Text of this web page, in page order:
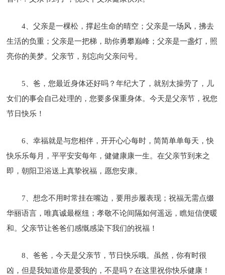
4、父亲是一棵松，撑起生命的晴空；父亲是一场风，拂去
生活的负重；父亲是一把梯，助你勇攀巅峰；父亲是一盏灯，照
亮你的美梦。父亲节，别忘向父亲问号。
5、爸，您最近身体还好吗？年纪大了，就别太操劳了，儿
女们的事会自己处理的，您要多保重身体。今天是父亲节，祝您
节日快乐！
6、幸福就是与您相伴，开开心心每时，简简单单每天，快
快乐乐每月，平平安安每年，健健康康一生。在父亲节到来之
即，朝阳卫浴送上真挚祝福，愿您安康。
7、想念不用时常挂在嘴边，要用步履表现；祝福无需点缀
华丽语言，唯真诚最枢纽；孝敬不论间隔如何遥远，瞧短信便暖
和。父亲节让爸爸们感慨感染下我们的祝福！
8、爸爸，今天是父亲节，节日快乐哦。虽然，你有时很
凶，但是我知道你是爱我的，不是吗？在这里祝你快乐健康！